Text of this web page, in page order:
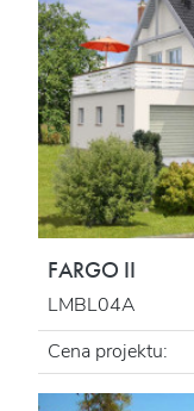
FARGO II
LMBL04A
Cena projektu: